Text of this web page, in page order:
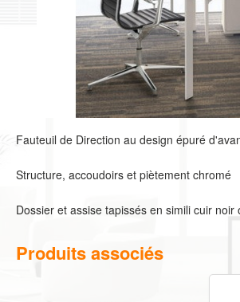
Fauteuil de Direction au design épuré
Structure, accoudoirs et piètement chromé
Dossier et assise tapissés en simili cuir noir
Produits associés